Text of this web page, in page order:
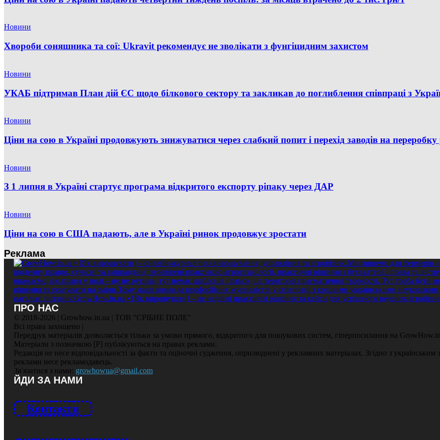
Новини
Хвороби соняшника та сої: Ukravit рекомендує не зволікати з фунгіцидним захистом
Новини
УКАБ підтримав План дій ЄС щодо білкового сектору та закликав до поглиблення співпраці з
Новини
Ціни на сою в Україні продовжують знижуватися через слабкий попит і перехід заводів на переробку
Новини
З 1 липня в Україні стартує програма відкритого експорту ріпаку через ДАР
Новини
Ціни на сою в США падають, але в Україні ринок продовжує зростати
Реклама
ПРО НАС
© 2018-2026 | Growhow.in.ua | ТОВ "СРІБНЕ ПОЛЕ"
Всі права захищено |
Передрук матеріалів дозволяється тільки за умови прямого, відкритого для пошукових систем, гіперпосилання на
Матеріали з позначкою [Р] публікуються на правах реклами.
Редакція не несе відповідальності за факти та оціночні судження, оприлюднені у рекламних матеріалах. Згідно з українським
реклами несе рекламодавець.
Зв'язатися з нами: growhowua@gmail.com
ЙДИ ЗА НАМИ
Контакти